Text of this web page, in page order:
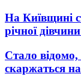
На Київщині
річної дівчини
Стало відомо,
скаржаться